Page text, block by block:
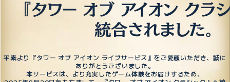
平素より『タワー オブ アイオン ライブサービス』をご愛顧いただき、誠に
ありがとうございました。
本サービスは、より充実したゲーム体験をお届けするため、